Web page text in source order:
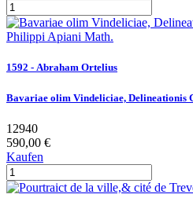
1592 - Abraham Ortelius
Bavariae olim Vindeliciae, Delineationis
12940
590,00 €
Kaufen